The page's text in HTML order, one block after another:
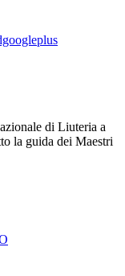
di Liuteria a
la guida dei Maestri